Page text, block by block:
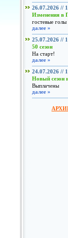
26.07.2026 //
Изменения в
гостевые
далее »
25.07.2026 //
50 сезон
На старт!
далее »
24.07.2026 //
Новый сезон
Выплачены
далее »